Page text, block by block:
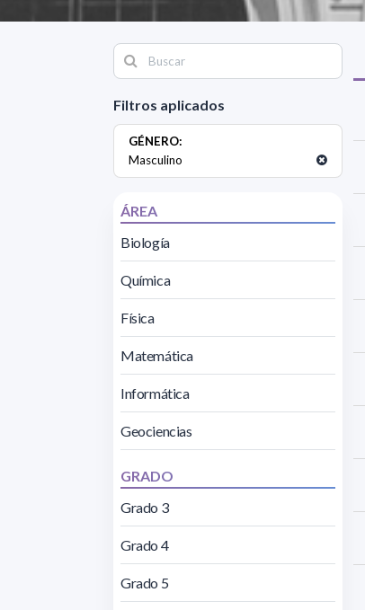
Filtros aplicados
GÉNERO:
Masculino
ÁREA
Biología
Química
Física
Matemática
Informática
Geociencias
GRADO
Grado 3
Grado 4
Grado 5